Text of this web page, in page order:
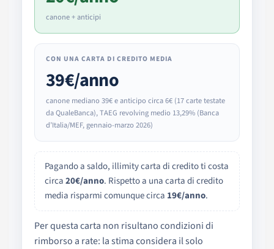
canone + anticipi
CON UNA CARTA DI CREDITO MEDIA
39€/anno
canone mediano 39€ e anticipo circa 6€ (17 carte testate
da QualeBanca), TAEG revolving medio 13,29% (Banca
d’Italia/MEF, gennaio-marzo 2026)
Pagando a saldo, illimity carta di credito ti costa
circa20€/anno. Rispetto a una carta di credito
media risparmi comunque circa 19€/anno.
Per questa carta non risultano condizioni di
rimborso a rate: la stima considera il solo